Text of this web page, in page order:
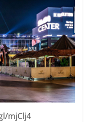
mjClj4